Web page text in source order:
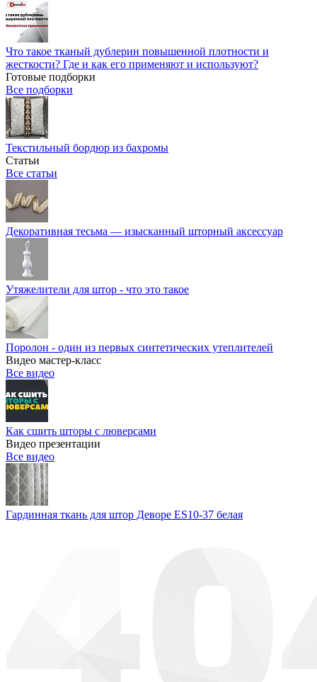
Что такое тканый дублерин повышенной плотности и
жесткости? Где и как его применяют и используют?
Готовые подборки
Все подборки
Текстильный бордюр из бахромы
Статьи
Все статьи
Декоративная тесьма — изысканный шторный аксессуар
Утяжелители для штор - что это такое
Поролон - один из первых синтетических утеплителей
Видео мастер-класс
Все видео
Как сшить шторы с люверсами
Видео презентации
Все видео
Гардинная ткань для штор Деворе ES10-37 белая